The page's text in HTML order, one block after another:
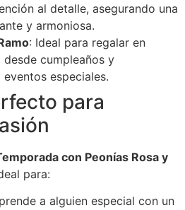
al detalle, asegurando una
y armoniosa.
: Ideal para regalar en
cumpleaños y
especiales.
para
con Peonías Rosa y
para:
a alguien especial con un